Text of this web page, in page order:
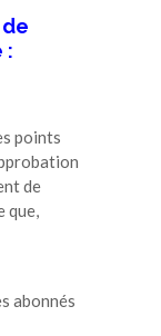
:
points
de
abonnés